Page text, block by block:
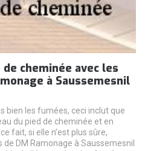
cheminée avec les
à Saussemesnil
bien les fumées, ceci inclut que
du pied de cheminée et en
fait, si elle n’est plus sûre,
DM Ramonage à Saussemesnil